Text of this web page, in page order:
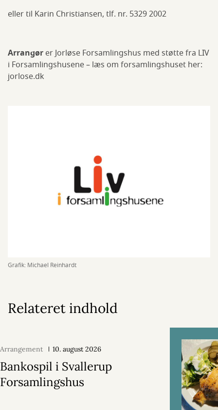
eller til Karin Christiansen, tlf. nr. 5329 2002
Arrangør er Jorløse Forsamlingshus med støtte fra LIV
i Forsamlingshusene – læs om forsamlingshuset her:
jorlose.dk
Grafik: Michael Reinhardt
Relateret indhold
Arrangement 10. august 2026
Bankospil i Svallerup
Forsamlingshus